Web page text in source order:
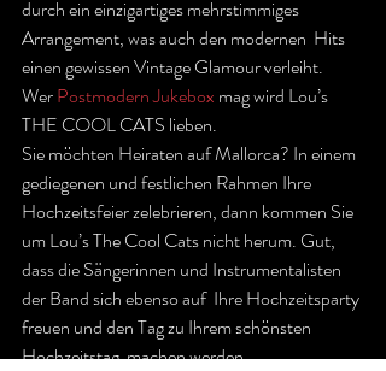
durch ein einzigartiges mehrstimmiges
Arrangement, was auch den modernen  Hits
einen gewissen Vintage Glamour verleiht.
Wer Postmodern Jukebox mag wird Lou’s
THE COOL CATS lieben.
Sie möchten Heiraten auf Mallorca? In einem
gediegenen und festlichen Rahmen Ihre
Hochzeitsfeier zelebrieren, dann kommen Sie
um Lou’s The Cool Cats nicht herum. Gut,
dass die Sängerinnen und Instrumentalisten
der Band sich ebenso auf  Ihre Hochzeitsparty
freuen und den Tag zu Ihrem schönsten
Hochzeitstag  machen werden.